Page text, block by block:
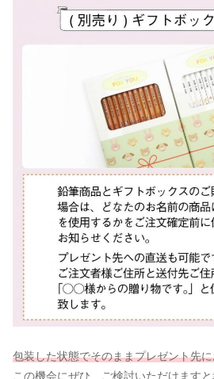
包装した状態でそのままプレゼント先
この機会にぜひ、ご検討いただけます